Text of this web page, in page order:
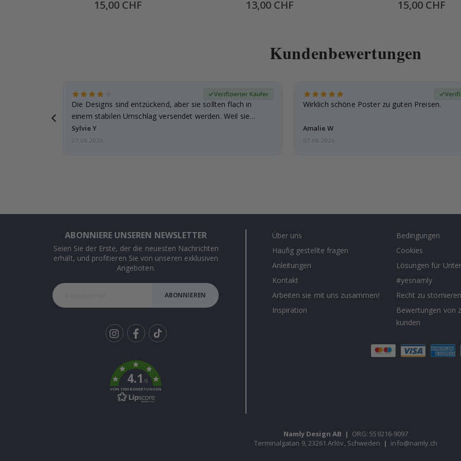
Special
Price
15,00 CHF Special
Price
13,00 CHF Special
Price
15,00 CHF
Kundenbewertungen
Die Designs sind entzückend, aber sie sollten flach in
einem stabilen Umschlag versendet werden. Weil sie…
Sylvie Y
Verifizierter Käufer
07.08.2026
Wirklich schöne Poster zu guten Preisen.
Amalie W
07.08.2026
ABONNIERE UNSEREN NEWSLETTER
Seien Sie der Erste, der die neuesten Nachrichten
erhält, und profitieren Sie von unseren exklusiven
Angeboten.
ABONNIEREN
k
4.1/5
VON 1030 BEWERTUNGEN
Über uns
Häufig gestellte fragen
Anleitungen
Kontakt
Arbeiten sie mit uns zusammen!
Inspiration
Bedingungen
Cookies
Lösungen für
#yesnamly
Recht zu
Bewertungen von
kunden
Namly Design AB | ORG: 559216-9097
Terminalgatan 9, 23261 Arlöv, Schweden | info@namly.ch